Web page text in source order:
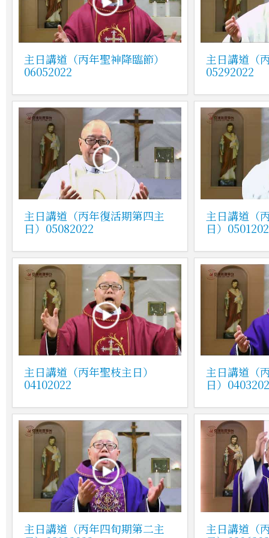
主日講道（丙年聖神降臨節）
06052022
主日講道（
05292022
主日講道（丙年復活期第四主
日）05082022
主日講道（
日）
主日講道（丙年聖枝主日）
04102022
主日講道（
日）
主日講道（丙年四旬期第二主
主日講道（